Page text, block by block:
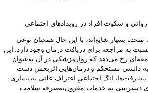
متحده بسیار شایع‌اند، با این حال همچنان نوعی
به مراجعه برای دریافت درمان وجود دارد. این
رخ می‌دهد که روان‌پزشکی در آن به‌عنوان
دانشی مستحکم و درمان‌هایی اثربخش دست
پیشرفت‌ها، انگ اجتماعیِ اعتراف علنی به بیماری
دسترسی به خدمات مقرون‌به‌صرفه سلامت